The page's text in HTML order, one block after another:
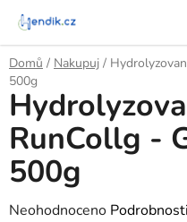
Přejít
obsah
Domů / Nakupuj /
500g
RunCollg -
500g
Průměrné
Neohodnoceno